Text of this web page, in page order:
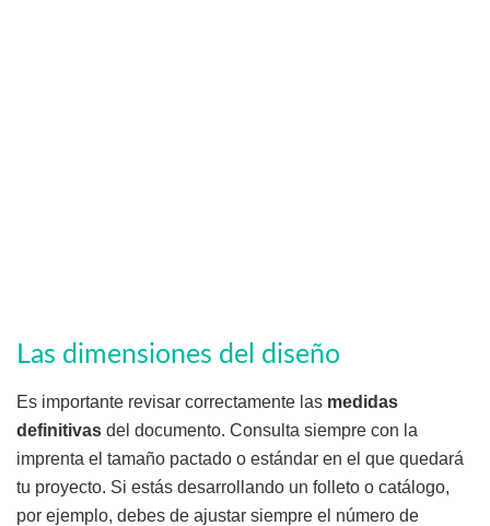
Las dimensiones del diseño
Es importante revisar correctamente las medidas
definitivas del documento. Consulta siempre con la
imprenta el tamaño pactado o estándar en el que quedará
tu proyecto. Si estás desarrollando un folleto o catálogo,
por ejemplo, debes de ajustar siempre el número de